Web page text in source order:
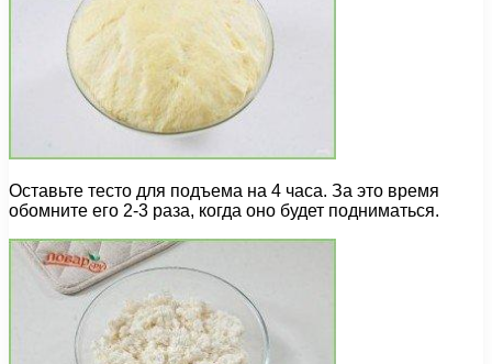
Оставьте тесто для подъема на 4 часа. За это время
обомните его 2-3 раза, когда оно будет подниматься.